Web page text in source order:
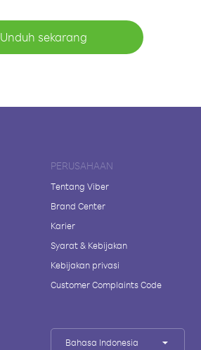
Unduh sekarang
PERUSAHAAN
Tentang Viber
Brand Center
Karier
Syarat & Kebijakan
Kebijakan privasi
Customer Complaints Code
Bahasa Indonesia